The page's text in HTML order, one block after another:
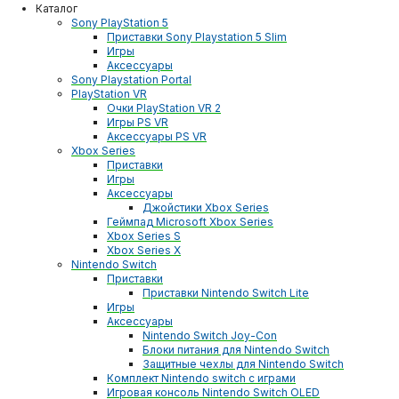
Каталог
Sony PlayStation 5
Приставки Sony Playstation 5 Slim
Игры
Аксессуары
Sony Playstation Portal
PlayStation VR
Очки PlayStation VR 2
Игры PS VR
Аксессуары PS VR
Xbox Series
Приставки
Игры
Аксессуары
Джойстики Xbox Series
Геймпад Microsoft Xbox Series
Xbox Series S
Xbox Series X
Nintendo Switch
Приставки
Приставки Nintendo Switch Lite
Игры
Аксессуары
Nintendo Switch Joy-Con
Блоки питания для Nintendo Switch
Защитные чехлы для Nintendo Switch
Комплект Nintendo switch с играми
Игровая консоль Nintendo Switch OLED